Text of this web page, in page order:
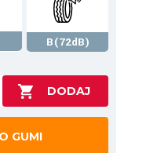
B(72dB)
GUMI